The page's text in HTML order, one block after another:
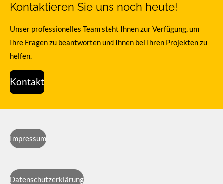
Kontaktieren Sie uns noch heute!
Unser professionelles Team steht Ihnen zur Verfügung, um
Ihre Fragen zu beantworten und Ihnen bei Ihren Projekten zu
helfen.
Kontakt
Impressum
Datenschutzerklärung